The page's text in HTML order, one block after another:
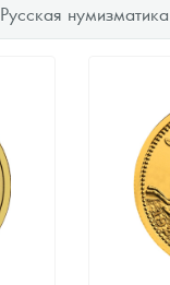
Русская нумизматика